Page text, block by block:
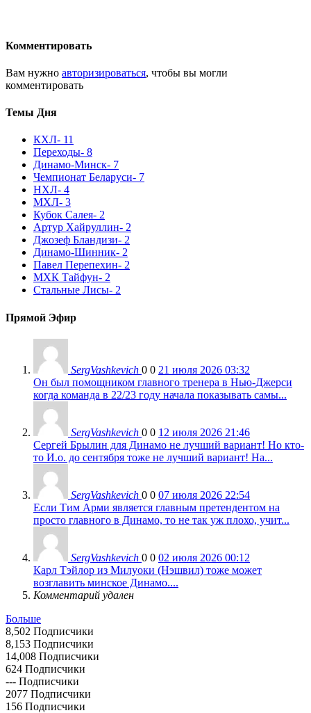
Комментировать
Вам нужно авторизироваться, чтобы вы могли
комментировать
Темы Дня
КХЛ- 11
Переходы- 8
Динамо-Минск- 7
Чемпионат Беларуси- 7
НХЛ- 4
МХЛ- 3
Кубок Салея- 2
Артур Хайруллин- 2
Джозеф Бландизи- 2
Динамо-Шинник- 2
Павел Перепехин- 2
МХК Тайфун- 2
Стальные Лисы- 2
Прямой Эфир
SergVashkevich 0 0 21 июля 2026 03:32
Он был помощником главного тренера в Нью-Джерси
когда команда в 22/23 году начала показывать самы...
SergVashkevich 0 0 12 июля 2026 21:46
Сергей Брылин для Динамо не лучший вариант! Но кто-
то И.о. до сентября тоже не лучший вариант! На...
SergVashkevich 0 0 07 июля 2026 22:54
Если Тим Арми является главным претендентом на
просто главного в Динамо, то не так уж плохо, учит...
SergVashkevich 0 0 02 июля 2026 00:12
Карл Тэйлор из Милуоки (Нэшвил) тоже может
возглавить минское Динамо....
Комментарий удален
Больше
8,502 Подписчики
8,153 Подписчики
14,008 Подписчики
624 Подписчики
--- Подписчики
2077 Подписчики
156 Подписчики